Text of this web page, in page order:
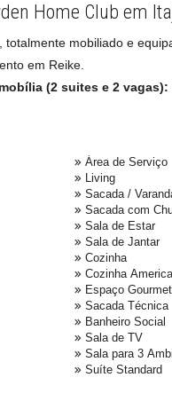
Home Club em
totalmente mobiliado e
em Reike.
(2 suites e 2 vagas):
Área de Serviço
Living
Sacada /
Sacada com
Sala de Estar
Sala de Jantar
Cozinha
Cozinha
Espaço Gourmet
Sacada Técnica
Banheiro Social
Sala de TV
Sala para 3
Suíte Standard